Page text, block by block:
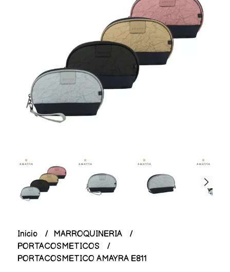
Inicio
MARROQUINERIA
PORTACOSMETICOS
PORTACOSMETICO AMAYRA E811